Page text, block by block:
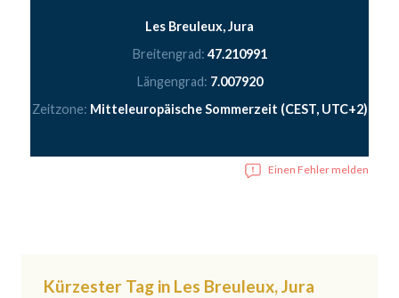
Les Breuleux, Jura
Breitengrad: 47.210991
Längengrad: 7.007920
Zeitzone: Mitteleuropäische Sommerzeit (CEST, UTC+2)
Einen Fehler melden
Kürzester Tag in Les Breuleux, Jura